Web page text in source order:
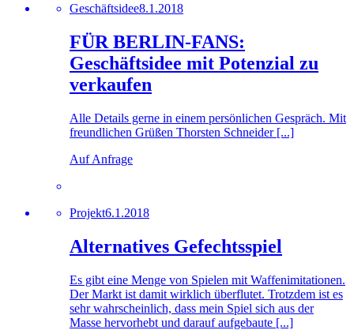
Geschäftsidee8.1.2018
FÜR BERLIN-FANS:
Geschäftsidee mit Potenzial zu
verkaufen
Alle Details gerne in einem persönlichen Gespräch. Mit
freundlichen Grüßen Thorsten Schneider [...]
Auf Anfrage
Projekt6.1.2018
Alternatives Gefechtsspiel
Es gibt eine Menge von Spielen mit Waffenimitationen.
Der Markt ist damit wirklich überflutet. Trotzdem ist es
sehr wahrscheinlich, dass mein Spiel sich aus der
Masse hervorhebt und darauf aufgebaute [...]